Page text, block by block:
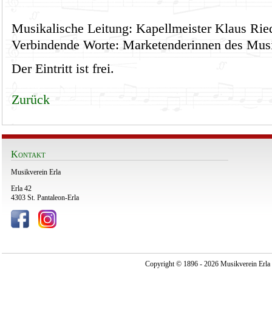
Musikalische Leitung: Kapellmeister Klaus
Verbindende Worte: Marketenderinnen des
Der Eintritt ist frei.
Zurück
Kontakt
Musikverein Erla
Erla 42
4303 St. Pantaleon-Erla
Copyright © 1896 - 2026 Musikverein Erla